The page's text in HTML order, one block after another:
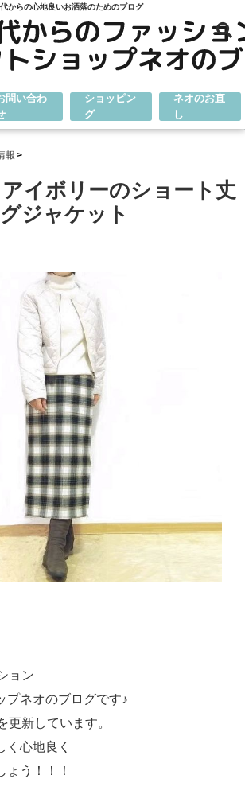
からの心地良いお洒落のためのブログ
問い合わ
ショッピン
グ
ネオのお直
し
報
イボリーのショート丈
ジャケット
ョン
プネオのブログです♪
更新しています。
く心地良く
ょう！！！